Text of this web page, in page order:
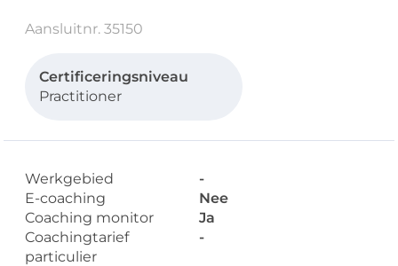
Aansluitnr. 35150
Certificeringsniveau
Practitioner
Werkgebied
-
E-coaching
Nee
Coaching monitor
Ja
Coachingtarief
particulier
-